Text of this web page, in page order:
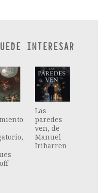
INTERESAR
Las
paredes
ven, de
Manuel
Iribarren